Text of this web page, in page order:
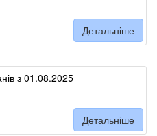
Детальніше
з 01.08.2025
Детальніше